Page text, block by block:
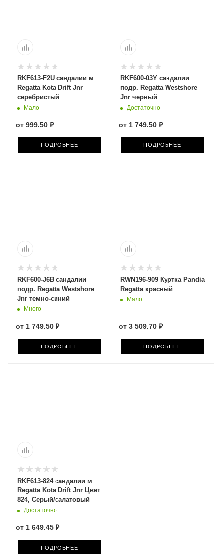
RKF613-F2U сандалии м
Regatta Kota Drift Jnr
серебристый
Мало
от 999.50 ₽
ПОДРОБНЕЕ
RKF600-03Y сандалии
подр. Regatta Westshore
Jnr черный
Достаточно
от 1 749.50 ₽
ПОДРОБНЕЕ
RKF600-J6B сандалии
подр. Regatta Westshore
Jnr темно-синий
Много
от 1 749.50 ₽
ПОДРОБНЕЕ
RWN196-909 Куртка Pandia
Regatta красный
Мало
от 3 509.70 ₽
ПОДРОБНЕЕ
RKF613-824 сандалии м
Regatta Kota Drift Jnr Цвет
824, Серый/салатовый
Достаточно
от 1 649.45 ₽
ПОДРОБНЕЕ